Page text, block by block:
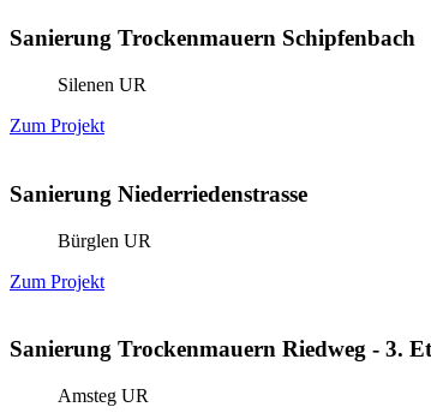
Sanierung Trockenmauern Schipfenbach
Silenen UR
Zum Projekt
Sanierung Niederriedenstrasse
Bürglen UR
Zum Projekt
Sanierung Trockenmauern Riedweg - 3.
Amsteg UR